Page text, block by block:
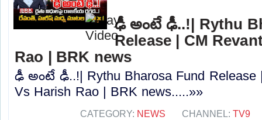
ఢీ అంటే ఢీ..!| Rythu
Release | CM
Rao | BRK news
ఢీ అంటే ఢీ..!| Rythu Bharosa Fund Release
Vs Harish Rao | BRK news.....»»
CATEGORY: NEWS CHANNEL: TV9